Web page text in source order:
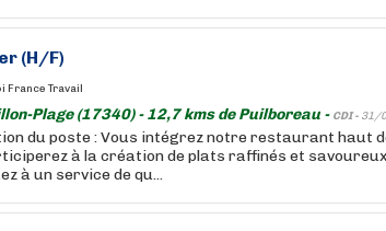
(H/F)
France Travail
Plage (17340) - 12,7 kms de Puilboreau - CDI - 31/
du poste : Vous intégrez notre restaurant haut
à la création de plats raffinés et
à un service de qu...